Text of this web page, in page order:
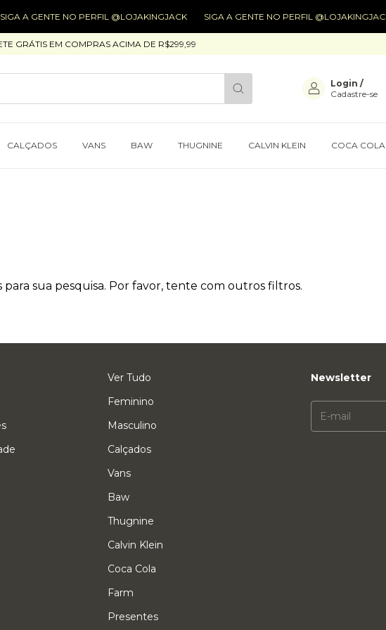
A GENTE NO PERFIL @LOJAKINGJACK SIGA A GENTE NO PERFIL @LOJAKINGJACK
GRÁTIS EM COMPRAS ACIMA DE R$299,99
Login /
Cadastre-se
CALÇADOS VANS BAW THUGNINE CALVIN KLEIN COCA COLA
sua pesquisa. Por favor, tente com outros filtros.
Ver Tudo
Feminino
Masculino
Calçados
Vans
Baw
Thugnine
Calvin Klein
Coca Cola
Farm
Presentes
Newsletter